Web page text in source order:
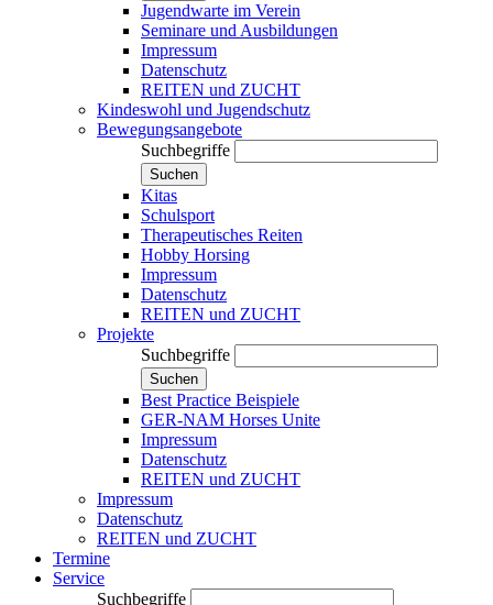
Jugendwarte im Verein
Seminare und Ausbildungen
Impressum
Datenschutz
REITEN und ZUCHT
Kindeswohl und Jugendschutz
Bewegungsangebote
Suchbegriffe
Suchen
Kitas
Schulsport
Therapeutisches Reiten
Hobby Horsing
Impressum
Datenschutz
REITEN und ZUCHT
Projekte
Suchbegriffe
Suchen
Best Practice Beispiele
GER-NAM Horses Unite
Impressum
Datenschutz
REITEN und ZUCHT
Impressum
Datenschutz
REITEN und ZUCHT
Termine
Service
Suchbegriffe